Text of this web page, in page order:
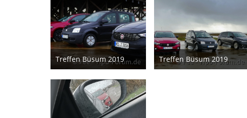
Treffen Büsum 2019
16. Dezember 2019
11
Treffen Büsum 2019
16. Dezember 2019